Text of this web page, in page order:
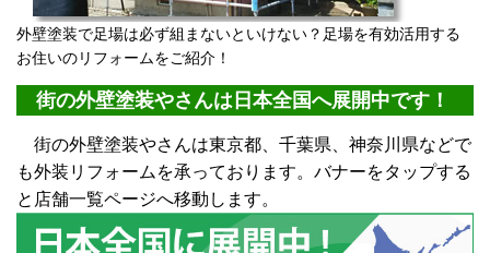
外壁塗装で足場は必ず組まないといけない？足場を有効活用する
お住いのリフォームをご紹介！
街の外壁塗装やさんは日本全国へ展開中です！
街の外壁塗装やさんは東京都、千葉県、神奈川県などで
も外装リフォームを承っております。バナーをタップする
と店舗一覧ページへ移動します。